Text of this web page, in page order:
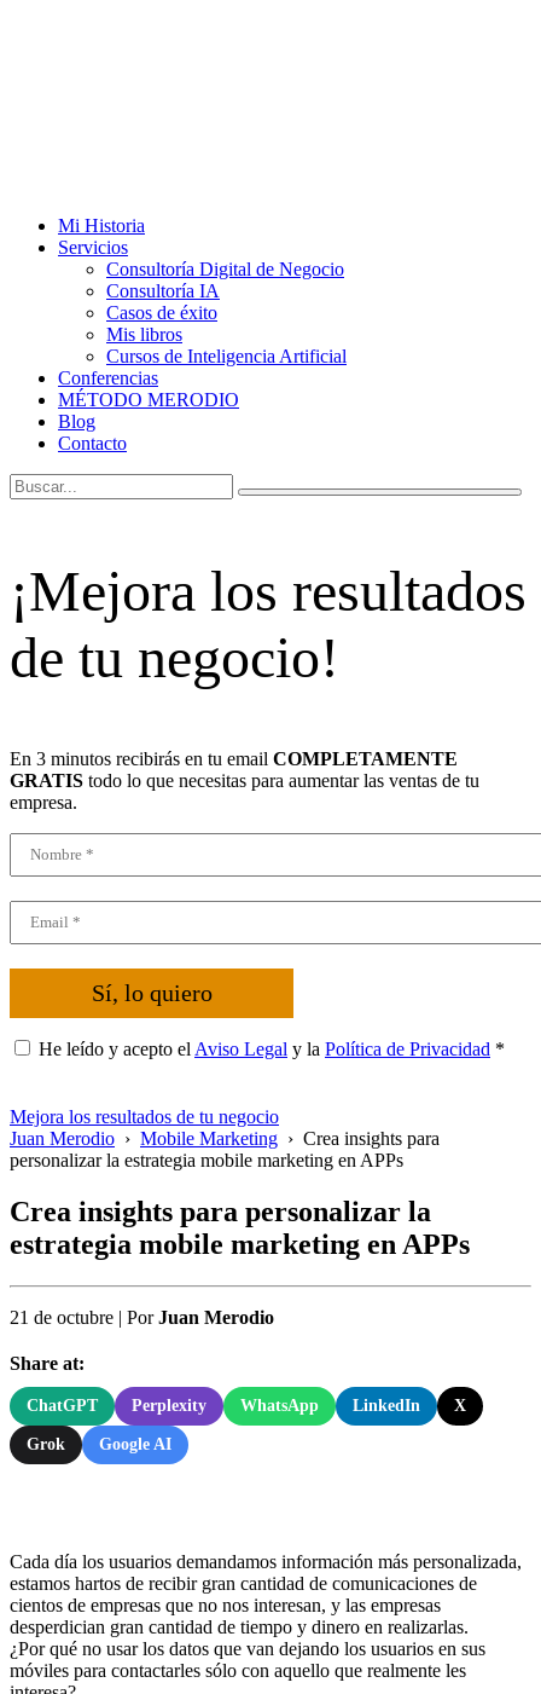
Mi Historia
Servicios
Consultoría Digital de Negocio
Consultoría IA
Casos de éxito
Mis libros
Cursos de Inteligencia Artificial
Conferencias
MÉTODO MERODIO
Blog
Contacto
¡Mejora los resultados
de tu negocio!
En 3 minutos recibirás en tu email COMPLETAMENTE
GRATIS todo lo que necesitas para aumentar las ventas de tu
empresa.
Sí, lo quiero
He leído y acepto el Aviso Legal y la Política de Privacidad *
Mejora los resultados de tu negocio
Juan Merodio › Mobile Marketing › Crea insights para
personalizar la estrategia mobile marketing en APPs
Crea insights para personalizar la
estrategia mobile marketing en APPs
21 de octubre | PorJuan Merodio
Share at:
ChatGPT Perplexity WhatsApp LinkedIn X
Grok Google AI
Cada día los usuarios demandamos información más personalizada,
estamos hartos de recibir gran cantidad de comunicaciones de
cientos de empresas que no nos interesan, y las empresas
desperdician gran cantidad de tiempo y dinero en realizarlas.
¿Por qué no usar los datos que van dejando los usuarios en sus
móviles para contactarles sólo con aquello que realmente les